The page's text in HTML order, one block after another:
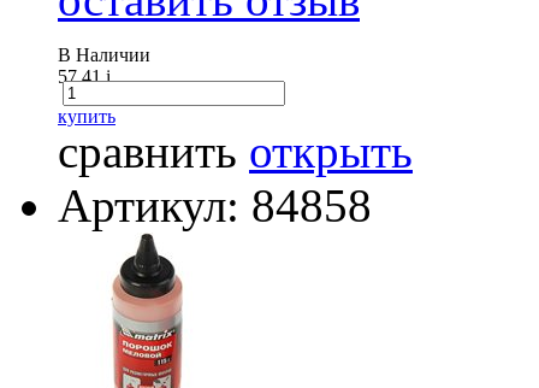
В Наличии
57.41i
купить
сравнить открыть
Артикул: 84858